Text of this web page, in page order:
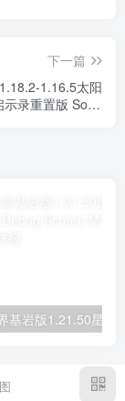
下一篇
1.16.5太阳
示录重置版 Solar